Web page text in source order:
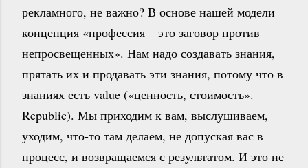
рекламного, не важно? В основе нашей модели
концепция «профессия – это заговор против
непросвещенных». Нам надо создавать знания,
прятать их и продавать эти знания, потому что в
знаниях есть value («ценность, стоимость». –
Republic). Мы приходим к вам, выслушиваем,
уходим, что-то там делаем, не допуская вас в
процесс, и возвращаемся с результатом. И это не